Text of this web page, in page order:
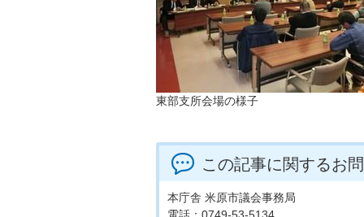
東部支所会場の様子
この記事に関するお
本庁舎 米原市議会事務局